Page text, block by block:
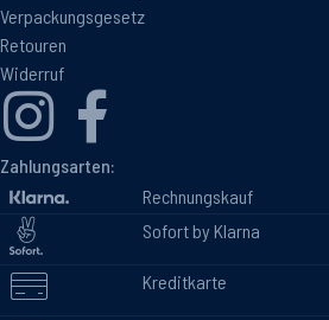
Verpackungsgesetz
Retouren
Widerruf
Zahlungsarten:
Rechnungskauf
Sofort by Klarna
Kreditkarte